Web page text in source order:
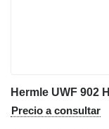
Hermle UWF 902 H
Precio a consultar